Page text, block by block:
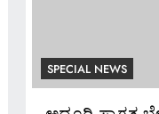
SPECIAL NEWS